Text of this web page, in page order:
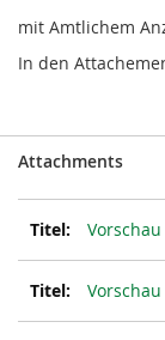
mit Amtlichem
In den
Attachments